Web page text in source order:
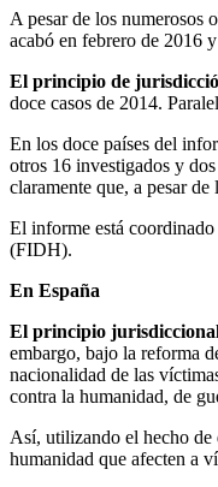
A pesar de los numerosos
acabó en febrero de 2016
El principio de
doce casos de 2014.
En los doce países del
otros 16 investigados y
claramente que, a pesar
El informe está
(FIDH).
En España
El principio jurisdiccional
embargo, bajo la reforma
nacionalidad de las
contra la humanidad, de
Así, utilizando el hecho de
humanidad que afecten a